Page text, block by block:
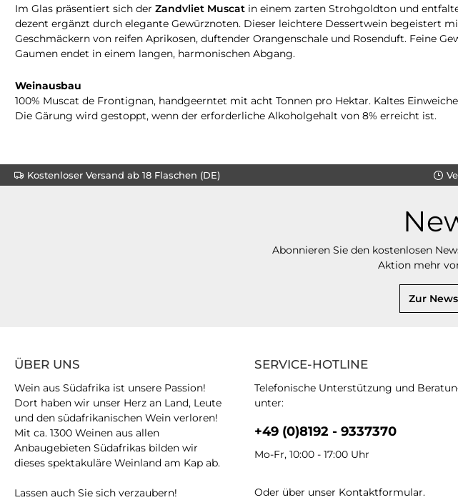
Im Glas präsentiert sich der Zandvliet Muscat in einem zarten Strohgoldton und
dezent ergänzt durch elegante Gewürznoten. Dieser leichtere Dessertwein begeistert
Geschmäckern von reifen Aprikosen, duftender Orangenschale und Rosenduft. Feine
Gaumen endet in einem langen, harmonischen Abgang.
Weinausbau
100% Muscat de Frontignan, handgeerntet mit acht Tonnen pro Hektar. Kaltes
Die Gärung wird gestoppt, wenn der erforderliche Alkoholgehalt von 8% erreicht ist.
Kostenloser Versand ab 18 Flaschen (DE)
Abonnieren Sie den kostenlosen
Aktion mehr
Zur
SERVICE-HOTLINE
Telefonische Unterstützung und
unter:
+49 (0)8192 - 9337370
Mo-Fr, 10:00 - 17:00 Uhr
Oder über unser Kontaktformular.
ÜBER UNS
Wein aus Südafrika ist unsere Passion!
Dort haben wir unser Herz an Land, Leute
und den südafrikanischen Wein verloren!
Mit ca. 1300 Weinen aus allen
Anbaugebieten Südafrikas bilden wir
dieses spektakuläre Weinland am Kap ab.
Lassen auch Sie sich verzaubern!